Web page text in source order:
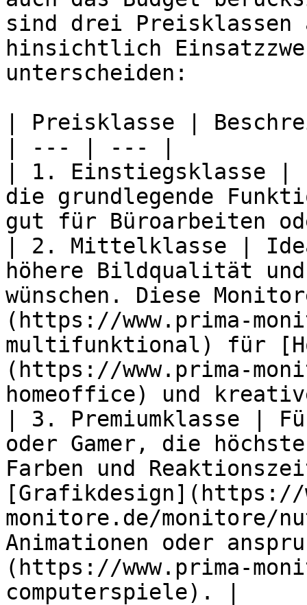
sind drei
hinsichtlich
unterscheiden:
| Preisklasse |
| --- | --- |
| 1. Einstiegsklasse |
die grundlegende
gut für Büroarbeiten
| 2. Mittelklasse |
höhere Bildqualität
wünschen. Diese
(https://www.prima-
multifunktional) für
(https://www.prima-
homeoffice) und
| 3. Premiumklasse |
oder Gamer, die
Farben und
[Grafikdesign](https://
monitore.de/monitore/
Animationen oder
(https://www.prima-
computerspiele). |